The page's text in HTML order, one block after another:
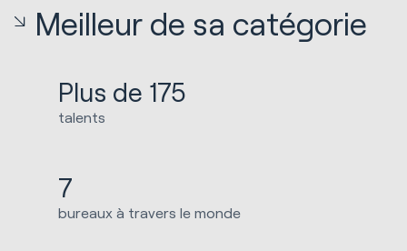
Meilleur de sa catégorie
Plus de 175
talents
7
bureaux à travers le monde